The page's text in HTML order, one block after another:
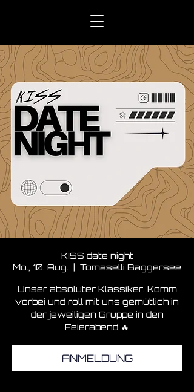
KISS date night
Mo., 10. Aug.
  |
Tomaselli Baggersee
Unser absoluter Klassiker. Komm
vorbei und roll mit uns gemütlich in
der jeweiligen Gruppe in den
Feierabend 🔥
ANMELDUNG